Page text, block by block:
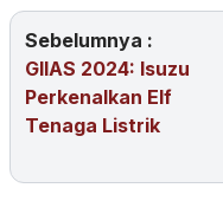
Sebelumnya :
GIIAS 2024: Isuzu
Perkenalkan Elf
Tenaga Listrik